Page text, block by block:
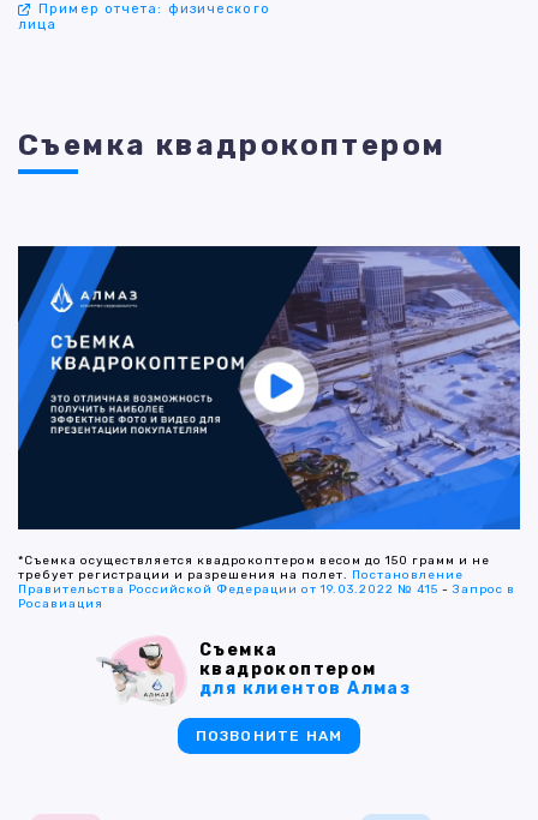
Пример отчета: физического
лица
Съемка квадрокоптером
*Съемка осуществляется квадрокоптером весом до 150 грамм и не
требует регистрации и разрешения на полет. Постановление
Правительства Российской Федерации от 19.03.2022 № 415 -Запрос в
Росавиация
Съемка
квадрокоптером
для клиентов Алмаз
ПОЗВОНИТЕ НАМ